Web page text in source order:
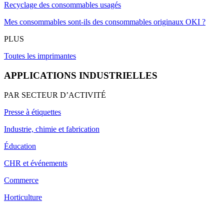
Recyclage des consommables usagés
Mes consommables sont-ils des consommables originaux OKI ?
PLUS
Toutes les imprimantes
APPLICATIONS INDUSTRIELLES
PAR SECTEUR D’ACTIVITÉ
Presse à étiquettes
Industrie, chimie et fabrication
Éducation
CHR et événements
Commerce
Horticulture